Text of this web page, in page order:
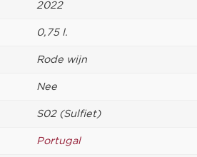
2022
0,75 l.
Rode wijn
Nee
S02 (Sulfiet)
Portugal